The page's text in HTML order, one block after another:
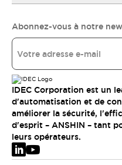
Abonnez-vous à notre
IDEC Corporation est un
d'automatisation et de
améliorer la sécurité,
d'esprit – ANSHIN – tant
leurs opérateurs.